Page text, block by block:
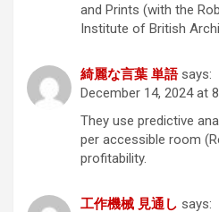
and Prints (with the
Institute of British
綺麗な言葉 単語 says:
December 14, 2024 at
They use predictive
per accessible room
profitability.
工作機械 見通し says: